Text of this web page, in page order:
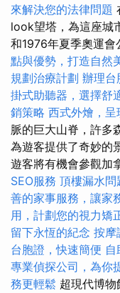
來解決您的法律問題
look望塔，為這座城
和1976年夏季奧運會
點與優勢，打造自然
規劃治療計劃 辦理台
掛式助聽器，選擇舒
銷策略 西式外燴，
脈的巨大山脊，許多
為遊客提供了奇妙的
遊客將有機會參觀加
SEO服務 頂樓漏水問
善的家事服務，讓家
用，計劃您的視力矯
留下永恆的紀念 按摩
台胞證，快速簡便
專業偵探公司，為你
務更輕鬆 超現代博